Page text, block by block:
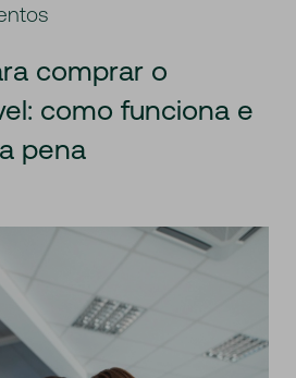
comprar o
como funciona e
pena